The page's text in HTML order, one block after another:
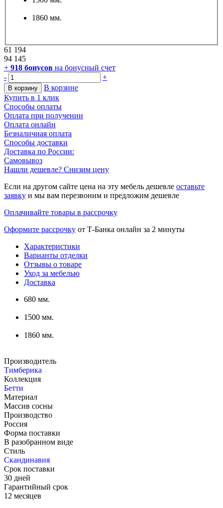
1860 мм.
61 194
94 145
+ 918 бонусов на бонусный счет
-
+
В корзину
В корзине
Купить в 1 клик
Способы оплаты
Оплата при получении
Оплата онлайн
Безналичная оплата
Способы доставки
Доставка по России:
Самовывоз
Нашли дешевле? Снизим цену
Если на другом сайте цена на эту мебель дешевле оставьте
заявку и мы вам перезвоним и предложим дешевле
Оплачивайте товары в рассрочку
Оформите рассрочку от Т-Банка онлайн за 2 минуты
Характеристики
Варианты отделки
Отзывы о товаре
Уход за мебелью
Доставка
680 мм.
1500 мм.
1860 мм.
Производитель
Тимберика
Коллекция
Бетти
Материал
Массив сосны
Производство
Россия
Форма поставки
В разобранном виде
Стиль
Скандинавия
Срок поставки
30 дней
Гарантийный срок
12 месяцев